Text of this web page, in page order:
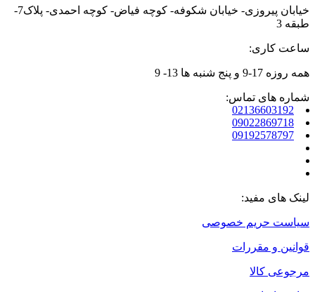
خیابان پیروزی- خیابان شکوفه- کوچه فیاض- کوچه احمدی- پلاک7-
طبقه 3
ساعت کاری:
همه روزه 17-9 و پنج شنبه ها 13- 9
شماره های تماس:
02136603192
09022869718
09192578797
لینک های مفید:
سیاست حریم خصوصی
قوانین و مقررات
مرجوعی کالا